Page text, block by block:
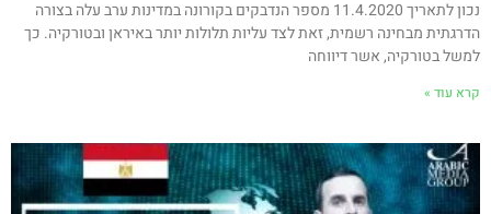
נכון לתאריך 11.4.2020 מספר הנדבקים בקורונה במדינות ערב עלה בצורה
הדרגתית מבחינה רשמית, זאת לצד עליות תלולות יותר באיראן ובטורקיה. כך
למשל בטורקיה, אשר דיווחה
קרא עוד »